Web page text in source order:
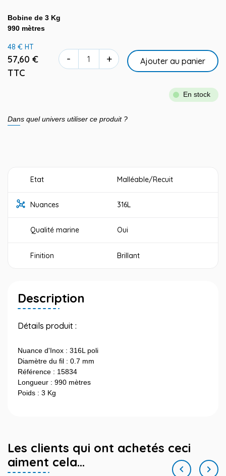
Bobine de 3 Kg
990 mètres
48 € HT
57,60 €
TTC
- + Ajouter au panier
En stock
Dans quel univers utiliser ce produit ?
Etat Malléable/Recuit
Nuances 316L
Qualité marine Oui
Finition Brillant
Description
Détails produit :
Nuance d'Inox : 316L poli
Diamètre du fil : 0.7 mm
Référence : 15834
Longueur : 990 mètres
Poids : 3 Kg
Les clients qui ont achetés ceci
aiment cela...
 